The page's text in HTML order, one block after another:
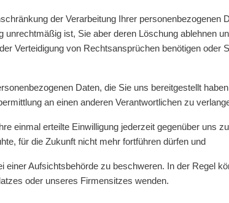
der Verarbeitung Ihrer personenbezogenen
unrechtmäßig ist, Sie aber deren Löschung ablehnen
Verteidigung von Rechtsansprüchen benötigen
Daten, die Sie uns bereitgestellt
an einen anderen Verantwortlichen zu
einmal erteilte Einwilligung jederzeit gegenüber uns
für die Zukunft nicht mehr fortführen dürfen und
einer Aufsichtsbehörde zu beschweren. In der Regel
oder unseres Firmensitzes wenden.